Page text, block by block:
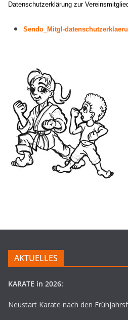
Datenschutzerklärung zur
Sendo_Mitgl-
AKTUELLES
KARATE in 2026:
Neustart Karate nach den